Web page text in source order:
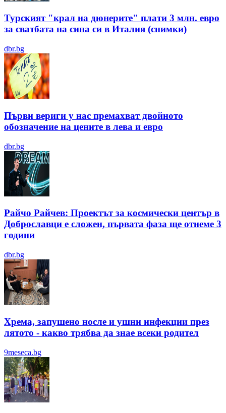
Турският "крал на дюнерите" плати 3 млн. евро
за сватбата на сина си в Италия (снимки)
dbr.bg
Първи вериги у нас премахват двойното
обозначение на цените в лева и евро
dbr.bg
Райчо Райчев: Проектът за космически център в
Доброславци е сложен, първата фаза ще отнеме 3
години
dbr.bg
Хрема, запушено носле и ушни инфекции през
лятотo - какво трябва да знае всеки родител
9meseca.bg